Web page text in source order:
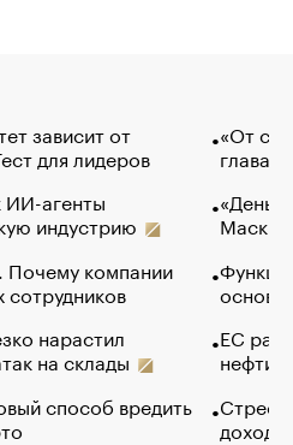
зависит от
для лидеров
ИИ-агенты
индустрию
Почему компании
сотрудников
нарастил
на склады
способ вредить
«От
глава
Маск в
основ
ЕС
нефти